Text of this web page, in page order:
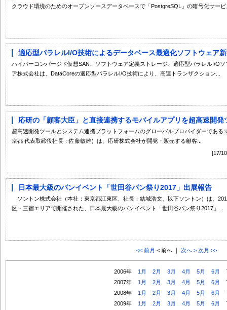
クラウド環境のためのオープンソースデータベースで「PostgreSQL」の暗号化サー
適応型パラレルI/O技術によるデータベース最適化ソフトウェア
ハイパーコンバージド仮想SAN、ソフトウェア定義ストレージ、適応型パラレルI/O
ア株式会社は、DataCoreの適応型パラレルI/O技術により、高速トランザクション...
応研の「顧客大臣」と直接連携するモバイルアプリを超高速開
超高速開発ツールとシステム連携プラットフォームのグローバルプロバイダーであ
京都 代表取締役社長：佐藤敏雄）は、応研株式会社が開発・販売する顧客...
[17/
日本最大級のパンイベント「世田谷パン祭り2017」出展報告
ソントン株式会社（本社：東京都江東区、社長：結城浩文、以下ソントン）は、
区・三宿エリアで開催された、日本最大級のパンイベント「世田谷パン祭り2017」...
<< 前月 < 前へ ｜ 次へ > 次月 >>
2006年 1月 2月 3月 4月 5月 6月
2007年
1月 2月 3月 4月 5月 6月
2008年
1月 2月 3月 4月 5月 6月
2009年
1月 2月 3月 4月 5月 6月